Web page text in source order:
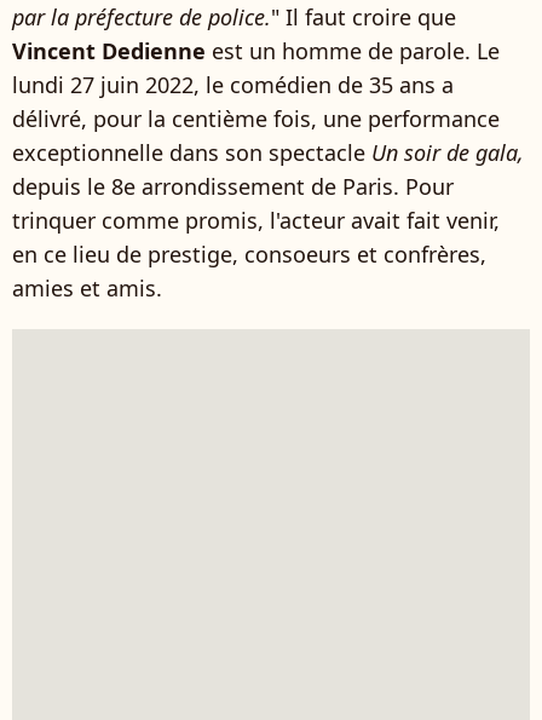
par la préfecture de police." Il faut croire que
Vincent Dedienne est un homme de parole. Le
lundi 27 juin 2022, le comédien de 35 ans a
délivré, pour la centième fois, une performance
exceptionnelle dans son spectacle Un soir de gala,
depuis le 8e arrondissement de Paris. Pour
trinquer comme promis, l'acteur avait fait venir,
en ce lieu de prestige, consoeurs et confrères,
amies et amis.